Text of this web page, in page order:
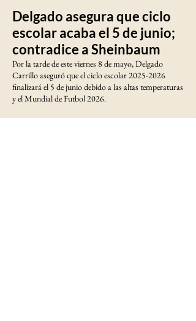
Delgado asegura que ciclo
escolar acaba el 5 de junio;
contradice a Sheinbaum
Por la tarde de este viernes 8 de mayo, Delgado
Carrillo aseguró que el ciclo escolar2025-2026
finalizará el 5 de junio debido a las altas temperaturas
y el Mundial de Futbol 2026.
Estas declaraciones se dan luego que la presidenta